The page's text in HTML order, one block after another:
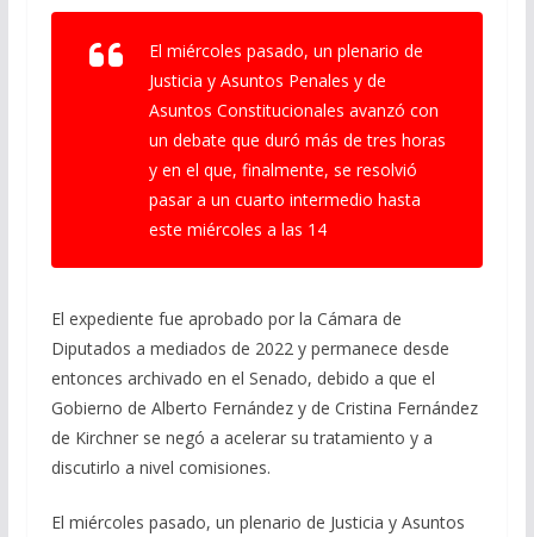
El miércoles pasado, un plenario de
Justicia y Asuntos Penales y de
Asuntos Constitucionales avanzó con
un debate que duró más de tres horas
y en el que, finalmente, se resolvió
pasar a un cuarto intermedio hasta
este miércoles a las 14
El expediente fue aprobado por la Cámara de
Diputados a mediados de 2022 y permanece desde
entonces archivado en el Senado, debido a que el
Gobierno de Alberto Fernández y de Cristina Fernández
de Kirchner se negó a acelerar su tratamiento y a
discutirlo a nivel comisiones.
El miércoles pasado, un plenario de Justicia y Asuntos